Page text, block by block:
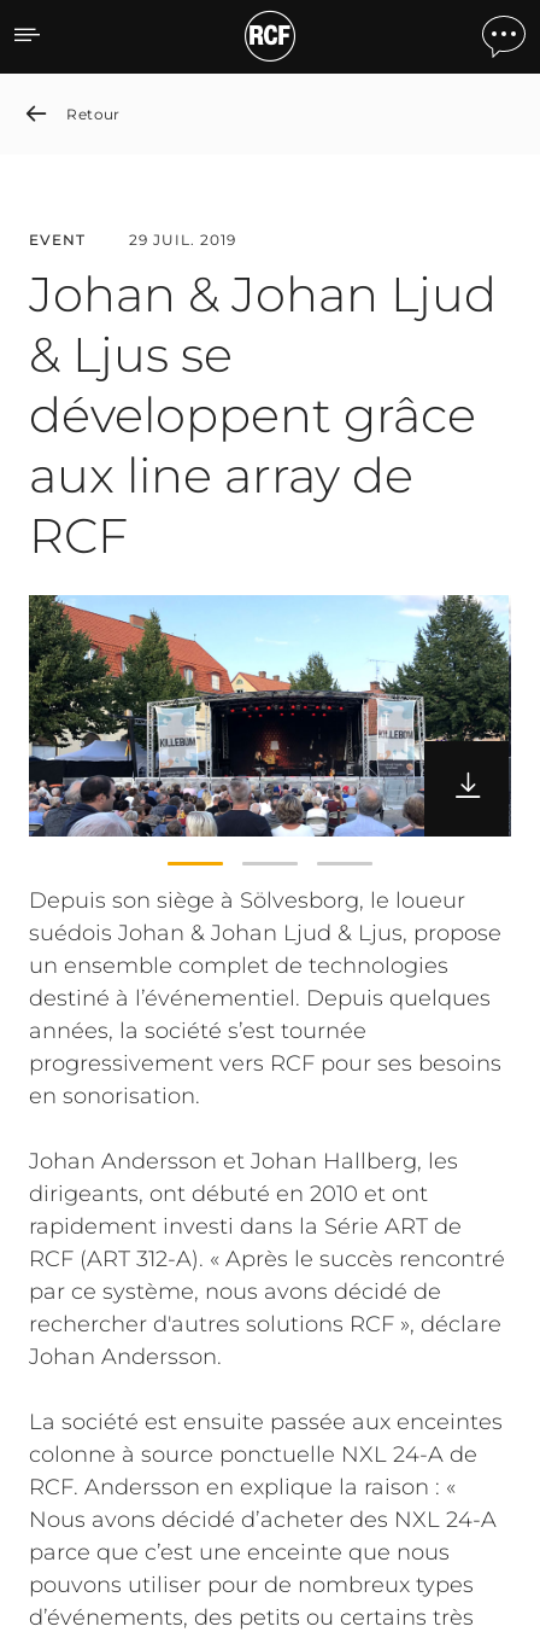
Johan & Johan Ljud &
Retour
EVENT 29 JUIL. 2019
Johan & Johan Ljud
& Ljus se
développent grâce
aux line array de
RCF
Depuis son siège à Sölvesborg, le loueur
suédois Johan & Johan Ljud & Ljus, propose
un ensemble complet de technologies
destiné à l’événementiel. Depuis quelques
années, la société s’est tournée
progressivement vers RCF pour ses besoins
en sonorisation.
Johan Andersson et Johan Hallberg, les
dirigeants, ont débuté en 2010 et ont
rapidement investi dans la Série ART de
RCF (ART 312-A). « Après le succès rencontré
par ce système, nous avons décidé de
rechercher d'autres solutions RCF », déclare
Johan Andersson.
La société est ensuite passée aux enceintes
colonne à source ponctuelle NXL 24-A de
RCF. Andersson en explique la raison : «
Nous avons décidé d’acheter des NXL 24-A
parce que c’est une enceinte que nous
pouvons utiliser pour de nombreux types
d’événements, des petits ou certains très